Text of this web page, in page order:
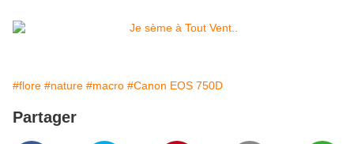
#flore #nature #macro #Canon EOS 750D
Partager